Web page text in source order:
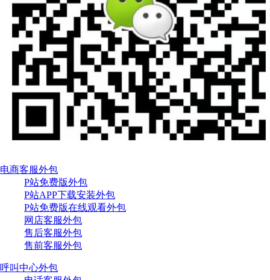
电商客服外包
P站免费版外包
P站APP下载安装外包
P站免费版在线观看外包
网店客服外包
售后客服外包
售前客服外包
呼叫中心外包